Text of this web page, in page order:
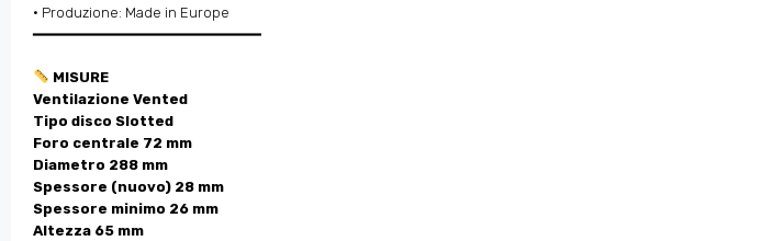
• Produzione: Made in Europe
━━━━━━━━━━━━━━━━━━━━━━━━━━
MISURE
Ventilazione Vented
Tipo disco Slotted
Foro centrale 72 mm
Diametro 288 mm
Spessore (nuovo) 28 mm
Spessore minimo 26 mm
Altezza 65 mm